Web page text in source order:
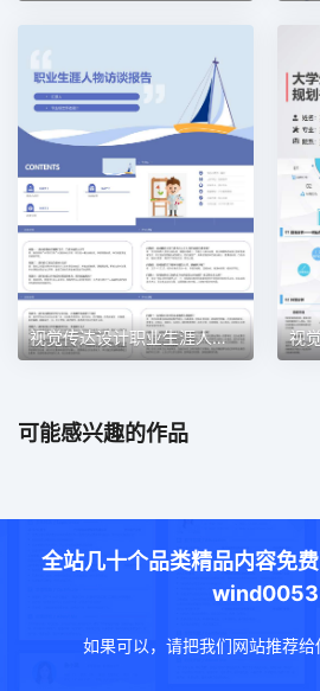
视觉传达设计职业生涯人物访谈职业生涯规划PPT模板
可能感兴趣的作品
全站几十个品类精品内容免费
wind0053
如果可以，请把我们网站推荐